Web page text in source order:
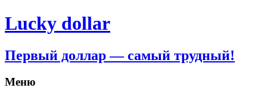
Lucky dollar
Первый доллар — самый трудный!
Меню